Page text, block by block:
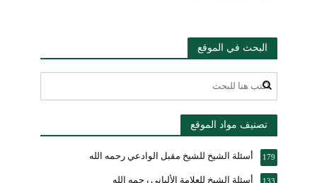
البحث في الموقع
تصنيف مواد الموقع
أسئلة الشيخ للشيخ مقبل الوادعي رحمه الله 179
أسئلة الشيخ للعلامة الألباني رحمه الله 133